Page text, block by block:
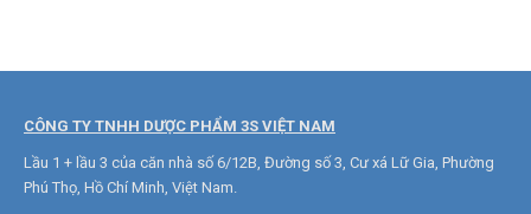
CÔNG TY TNHH DƯỢC PHẨM 3S VIỆT NAM
Lầu 1 + lầu 3 của căn nhà số 6/12B, Đường số 3, Cư xá Lữ Gia, Phường
Phú Thọ, Hồ Chí Minh, Việt Nam.